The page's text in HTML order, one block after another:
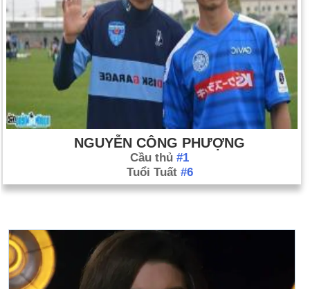
NGUYỄN CÔNG PHƯỢNG
Cầu thủ #1
Tuổi Tuất #6